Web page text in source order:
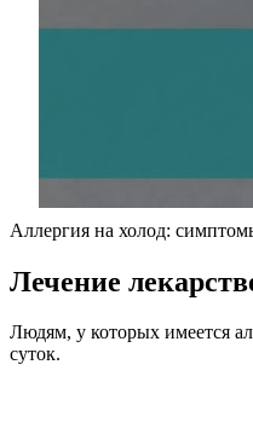
Аллергия на холод:
Лечение
Людям, у которых имеется
суток.